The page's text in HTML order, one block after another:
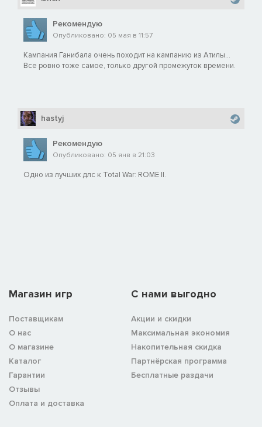
• Отборные гоплиты (элитные гоплиты, также доступны
Афинам)
Эти отборные части горожан-гоплитов готовы доблестно
защищать свой город от захватчиков.
Эти иберийцы отважно служат Риму на передовой линии
сражений.
• Союзные конные скутарии (иберийская конница ближнего
боя)
фалькатами, способны удивительно быстро заставить
противника отказаться от своих планов.
• Наемные конные скутарии (иберийская конница ближнего
боя)
Эти конные наемники весьма эффективно действуют в
ближнем бою.
Новые италийские наемники:
Рекомендую
Опубликовано: 05 мая в 11:57
Кампания Ганибала очень походит на кампанию из Атилы...
Все ровно тоже самое, только другой промежуток времени.
hastyj
Рекомендую
Опубликовано: 05 янв в 21:03
Одно из лучших длс к Total War: ROME II.
Магазин игр
Поставщикам
О нас
О магазине
Каталог
Гарантии
Отзывы
Оплата и доставка
C нами выгодно
Акции и скидки
Максимальная экономия
Накопительная скидка
Партнёрская программа
Бесплатные раздачи